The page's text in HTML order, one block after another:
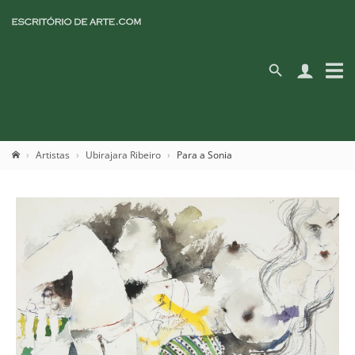
Artistas Ubirajara Ribeiro Para a Sonia